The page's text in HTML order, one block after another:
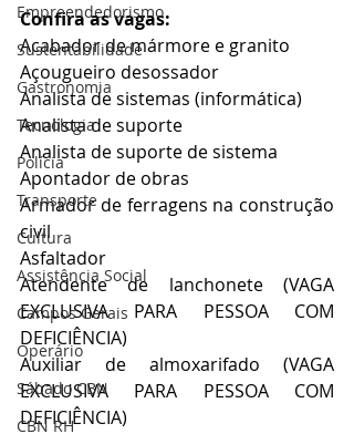
Empreendedorismo
Sustentabilidade
Gastronomia
Tecnologia
Polícia
Transporte
Cultura
Assistência Social
Campos Gerais
Operário
Sábado CBN
CBN RH
Confira as vagas:
Acabador de mármore e granito
Açougueiro desossador
Analista de sistemas (informática)
Analista de suporte
Analista de suporte de sistema
Apontador de obras
Armador de ferragens na construção
civil
Asfaltador
Atendente de lanchonete (VAGA
EXCLUSIVA PARA PESSOA COM
DEFICIÊNCIA)
Auxiliar de almoxarifado (VAGA
EXCLUSIVA PARA PESSOA COM
DEFICIÊNCIA)